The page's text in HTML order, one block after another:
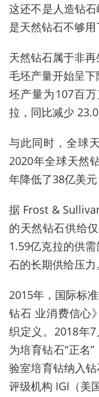
这还不是人造钻
是天然钻石不够用
天然钻石属于非
毛坯产量开始呈
坯产量为107百
拉，同比减少
与此同时，全球
2020年全球天然
年降低了38亿美元
据 Frost &
的天然钻石供给
1.59亿克拉的供
石的长期供给压力。
2015年，国际标
钻石 业消费信心
织定义。2018年7
为培育钻石“正名
验室培育钻纳入
评级机构 IGI（美